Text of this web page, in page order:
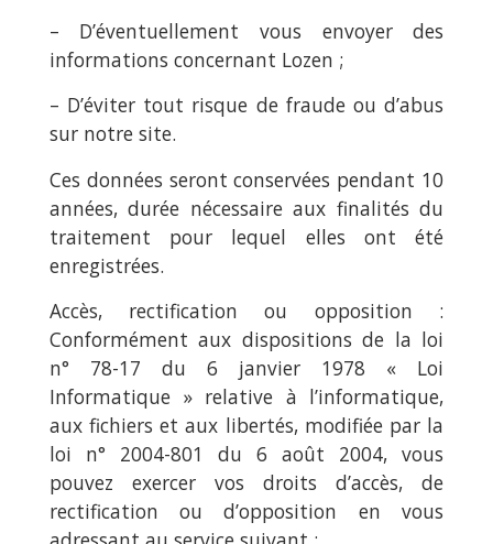
– D’éventuellement vous envoyer des
informations concernant Lozen ;
– D’éviter tout risque de fraude ou d’abus
sur notre site.
Ces données seront conservées pendant 10
années, durée nécessaire aux finalités du
traitement pour lequel elles ont été
enregistrées.
Accès, rectification ou opposition :
Conformément aux dispositions de la loi
n° 78-17 du 6 janvier 1978 « Loi
Informatique » relative à l’informatique,
aux fichiers et aux libertés, modifiée par la
loi n° 2004-801 du 6 août 2004, vous
pouvez exercer vos droits d’accès, de
rectification ou d’opposition en vous